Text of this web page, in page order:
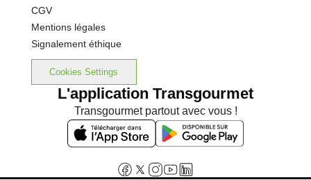
ouverture, il doit être conservé au réfrigérateur et consommé rapidement.
Son conditionnement sous forme de brique le rend plus facile à stocker
qu¿une bouteille.
CGV
Mentions légales
Signalement éthique
Cookies Settings
L'application Transgourmet
Transgourmet partout avec vous !